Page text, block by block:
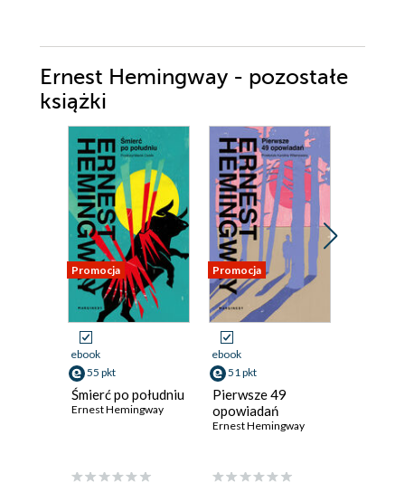
Ernest Hemingway - pozostałe
książki
Promocja
ebook
55 pkt
Śmierć po południu
Ernest Hemingway
Promocja
ebook
51 pkt
Pierwsze 49
opowiadań
Ernest Hemingway